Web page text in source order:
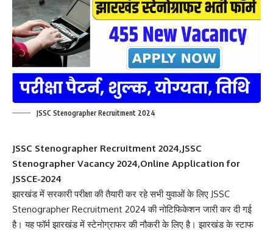
JSSC Stenographer Recruitment 2024
JSSC Stenographer Recruitment 2024,JSSC
Stenographer Vacancy 2024,Online Application for
JSSCE-2024
झारखंड में सरकारी परीक्षा की तैयारी कर रहे सभी युवाओं के लिए JSSC
Stenographer Recruitment 2024 की नोटिफिकेशन जारी कर दी गई
है। यह फॉर्म झारखंड में स्टेनोग्राफर की नौकरी के लिए है। झारखंड के स्टाफ